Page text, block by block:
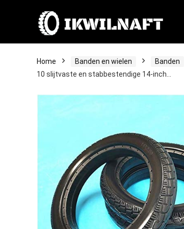
Home Banden en wielen Banden
10 slijtvaste en stabbestendige 14-inch…